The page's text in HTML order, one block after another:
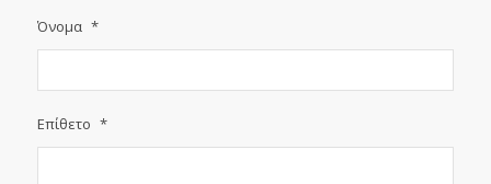
Όνομα *
Επίθετο *